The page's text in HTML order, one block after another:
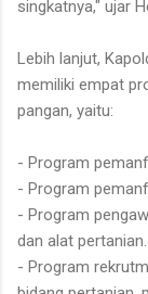
singkatnya," ujar
Lebih lanjut,
memiliki empat
pangan, yaitu:
- Program
- Program
- Program
dan alat pertanian.
- Program